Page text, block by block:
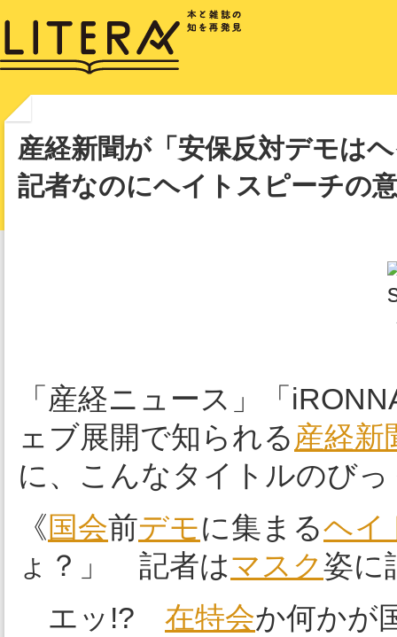
産経新聞が「安保反対デモは
記者なのにヘイトスピーチの
「産経ニュース」「
ェブ展開で知られる 産経新
に、こんなタイトルのび
《国会前デモに集まるヘイ
ょ？」 記者はマスク姿に
エッ!? 在特会か何かが